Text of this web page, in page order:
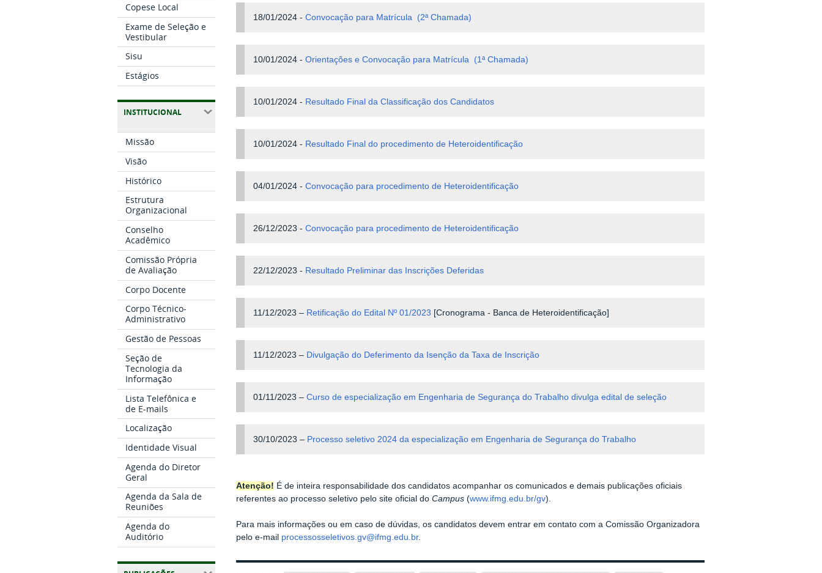
Copese Local
Exame de Seleção e
Vestibular
Sisu
Estágios
INSTITUCIONAL
Missão
Visão
Histórico
Estrutura
Organizacional
Conselho
Acadêmico
Comissão Própria
de Avaliação
Corpo Docente
Corpo Técnico-
Administrativo
Gestão de Pessoas
Seção de
Tecnologia da
Informação
Lista Telefônica e
de E-mails
Localização
Identidade Visual
Agenda do Diretor
Geral
Agenda da Sala de
Reuniões
Agenda do
Auditório
18/01/2024 - Convocação para Matrícula (2ª Chamada)
10/01/2024 - Orientações e Convocação para Matrícula (1ª Chamada)
10/01/2024 - Resultado Final da Classificação dos Candidatos
10/01/2024 - Resultado Final do procedimento de Heteroidentificação
04/01/2024 - Convocação para procedimento de Heteroidentificação
26/12/2023 - Convocação para procedimento de Heteroidentificação
22/12/2023 - Resultado Preliminar das Inscrições Deferidas
11/12/2023 – Retificação do Edital Nº 01/2023 [Cronograma - Banca de Heteroidentificação]
11/12/2023 – Divulgação do Deferimento da Isenção da Taxa de Inscrição
01/11/2023 – Curso de especialização em Engenharia de Segurança do Trabalho divulga edital de seleção
30/10/2023 – Processo seletivo 2024 da especialização em Engenharia de Segurança do Trabalho
Atenção! É de inteira responsabilidade dos candidatos acompanhar os comunicados e demais publicações oficiais
referentes ao processo seletivo pelo site oficial doCampus (www.ifmg.edu.br/gv).
Para mais informações ou em caso de dúvidas, os candidatos devem entrar em contato com a Comissão Organizadora
pelo e-mail processosseletivos.gv@ifmg.edu.br.